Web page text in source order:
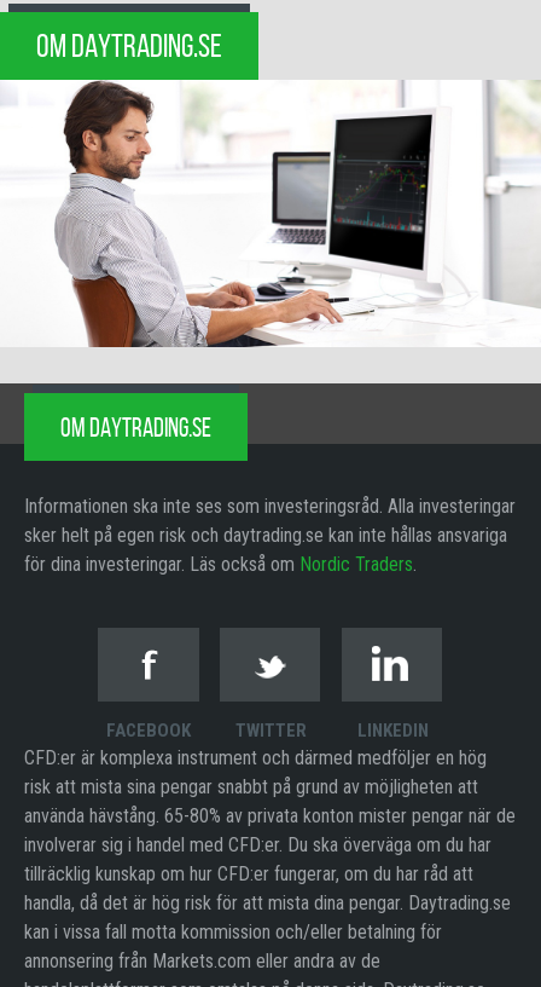
OM DAYTRADING.SE
OM DAYTRADING.SE
Informationen ska inte ses som investeringsråd. Alla investeringar
sker helt på egen risk och daytrading.se kan inte hållas ansvariga
för dina investeringar. Läs också om Nordic Traders
FACEBOOK TWITTER LINKEDIN
CFD:er är komplexa instrument och därmed medföljer en hög
risk att mista sina pengar snabbt på grund av möjligheten att
använda hävstång. 65-80% av privata konton mister pengar när de
involverar sig i handel med CFD:er. Du ska överväga om du har
tillräcklig kunskap om hur CFD:er fungerar, om du har råd att
handla, då det är hög risk för att mista dina pengar. Daytrading.se
kan i vissa fall motta kommission och/eller betalning för
annonsering från Markets.com eller andra av de